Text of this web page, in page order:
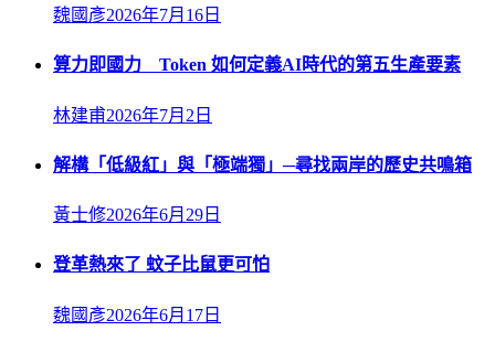
魏國彥2026年7月16日
算力即國力 Token 如何定義AI時代的第五生產要素
林建甫2026年7月2日
解構「低級紅」與「極端獨」─尋找兩岸的歷史共鳴箱
黃士修2026年6月29日
登革熱來了 蚊子比鼠更可怕
魏國彥2026年6月17日